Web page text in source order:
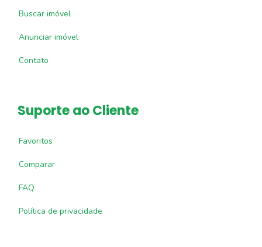
Buscar imóvel
Anunciar imóvel
Contato
Suporte ao Cliente
Favoritos
Comparar
FAQ
Política de privacidade